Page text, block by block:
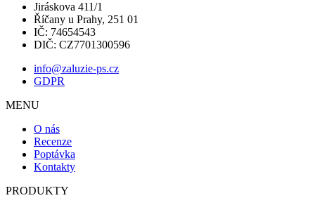
Jiráskova 411/1
Říčany u Prahy, 251 01
IČ: 74654543
DIČ: CZ7701300596
info@zaluzie-ps.cz
GDPR
MENU
O nás
Recenze
Poptávka
Kontakty
PRODUKTY